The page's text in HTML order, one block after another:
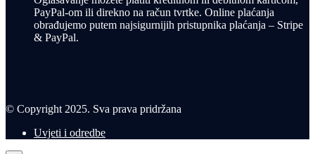
PayPal-om ili direkno na račun tvrtke. Online plaćanja
obrađujemo putem najsigurnijih pristupnika plaćanja – Stripe
& PayPal.
© Copyright 2025. Sva prava pridržana
Uvjeti i odredbe